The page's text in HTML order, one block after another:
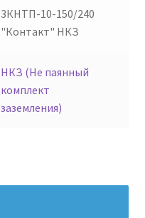
3КНТП-10-150/240
"Контакт" НКЗ
НКЗ (Не паянный
комплект
заземления)